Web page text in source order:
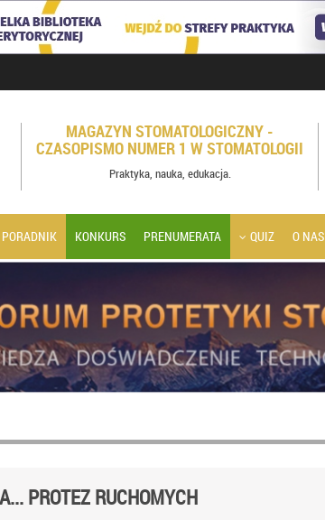
MAGAZYN STOMATOLOGICZNY -
CZASOPISMO NUMER 1 W STOMATOLOGII
Praktyka, nauka, edukacja.
PORADNIK KONKURS PRENUMERATA QUIZ O NAS
PROTEZ RUCHOMYCH